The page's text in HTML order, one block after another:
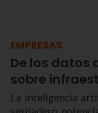
EMPRESAS
De los datos
sobre
La inteligencia